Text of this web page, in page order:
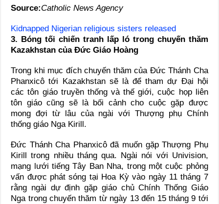
Source:Catholic News Agency
Kidnapped Nigerian religious sisters released
3. Bóng tối chiến tranh lấp ló trong chuyến thăm
Kazakhstan của Đức Giáo Hoàng
Trong khi mục đích chuyến thăm của Đức Thánh Cha
Phanxicô tới Kazakhstan sẽ là để tham dự Đại hội
các tôn giáo truyền thống và thế giới, cuộc họp liên
tôn giáo cũng sẽ là bối cảnh cho cuộc gặp được
mong đợi từ lâu của ngài với Thượng phụ Chính
thống giáo Nga Kirill.
Đức Thánh Cha Phanxicô đã muốn gặp Thượng Phụ
Kirill trong nhiều tháng qua. Ngài nói với Univision,
mạng lưới tiếng Tây Ban Nha, trong một cuộc phỏng
vấn được phát sóng tại Hoa Kỳ vào ngày 11 tháng 7
rằng ngài dự định gặp giáo chủ Chính Thống Giáo
Nga trong chuyến thăm từ ngày 13 đến 15 tháng 9 tới